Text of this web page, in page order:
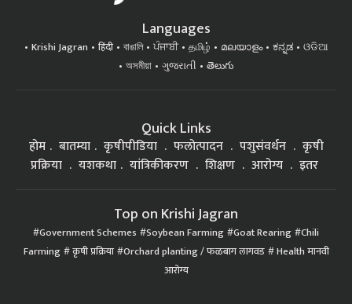
Languages
Krishi Jagran हिंदी বাঙালি ਪੰਜਾਬੀ தமிழ் മലയാളം ಕನ್ನಡ
ଓଡିଆ
অসমীয়া
ગુજરાતી తెలుగు
Quick Links
होम बातम्या कृषीपीडिया फलोत्पादन पशुसंवर्धन
कृषी
प्रक्रिया
यशकथा यांत्रिकीकरण शिक्षण आरोग्य इतर
Top on Krishi Jagran
Government Schemes Soybean Farming Goat Rearing Chili
Farming कृषी प्रक्रिया Orchard planting / फळबाग लागवड Health मानवी
आरोग्य